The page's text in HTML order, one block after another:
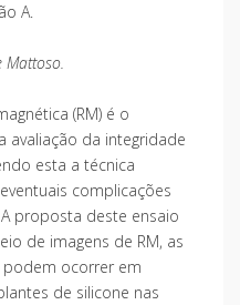
A.
Mattoso.
(RM) é o
avaliação da integridade
esta a técnica
complicações
proposta deste ensaio
de imagens de RM, as
ocorrer em
de silicone nas